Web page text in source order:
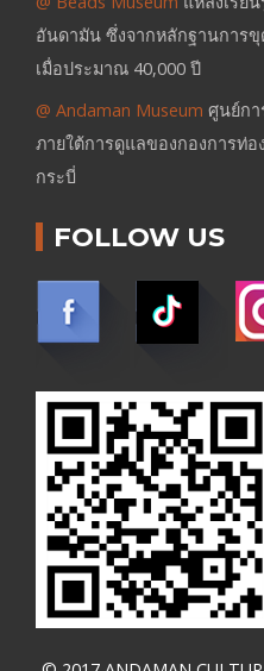
อันดามัน ซึ่งจากหลักฐานการ
เมื่อประมาณ 40,000 ปี
@ Andaman Museum ศูนย์ก
ภายใต้การดูแลของกองการท่อ
กระบี่
FOLLOW US